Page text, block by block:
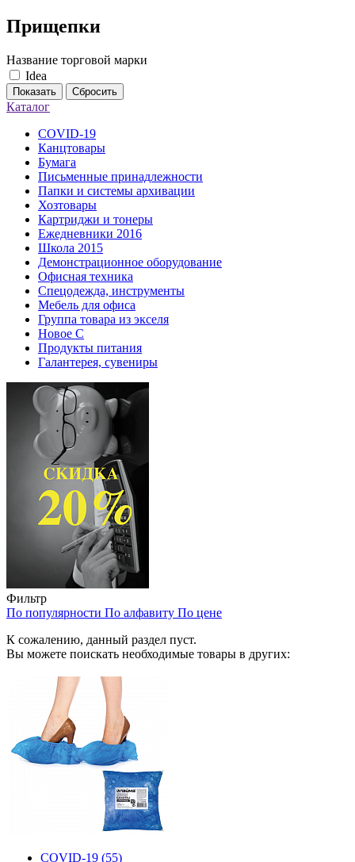
Прищепки
Название торговой марки
Idea
Показать Сбросить
Каталог
COVID-19
Канцтовары
Бумага
Письменные принадлежности
Папки и системы архивации
Хозтовары
Картриджи и тонеры
Ежедневники 2016
Школа 2015
Демонстрационное оборудование
Офисная техника
Спецодежда, инструменты
Мебель для офиса
Группа товара из экселя
Новое С
Продукты питания
Галантерея, сувениры
Фильтр
По популярности По алфавиту По цене
К сожалению, данный раздел пуст.
Вы можете поискать необходимые товары в других:
COVID-19 (55)